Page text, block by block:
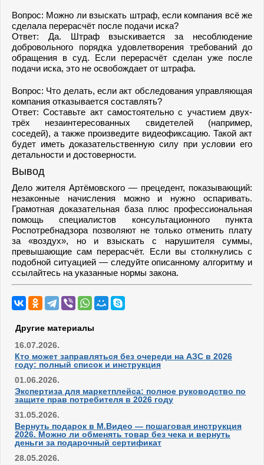
Вопрос: Можно ли взыскать штраф, если компания всё же
сделала перерасчёт после подачи иска?
Ответ: Да. Штраф взыскивается за несоблюдение
добровольного порядка удовлетворения требований до
обращения в суд. Если перерасчёт сделан уже после
подачи иска, это не освобождает от штрафа.
Вопрос: Что делать, если акт обследования управляющая
компания отказывается составлять?
Ответ: Составьте акт самостоятельно с участием двух-
трёх незаинтересованных свидетелей (например,
соседей), а также произведите видеофиксацию. Такой акт
будет иметь доказательственную силу при условии его
детальности и достоверности.
Вывод
Дело жителя Артёмовского — прецедент, показывающий:
незаконные начисления можно и нужно оспаривать.
Грамотная доказательная база плюс профессиональная
помощь специалистов консультационного пункта
Роспотребнадзора позволяют не только отменить плату
за «воздух», но и взыскать с нарушителя суммы,
превышающие сам перерасчёт. Если вы столкнулись с
подобной ситуацией — следуйте описанному алгоритму и
ссылайтесь на указанные нормы закона.
Другие материалы
16.07.2026.
Кто может заправляться без очереди на АЗС в 2026
году: полный список и инструкция
01.06.2026.
Экспертиза для маркетплейса: полное руководство по
защите прав потребителя в 2026 году
31.05.2026.
Вернуть подарок в М.Видео — пошаговая инструкция
2026. Можно ли обменять товар без чека и вернуть
деньги за подарочный сертификат
28.05.2026.